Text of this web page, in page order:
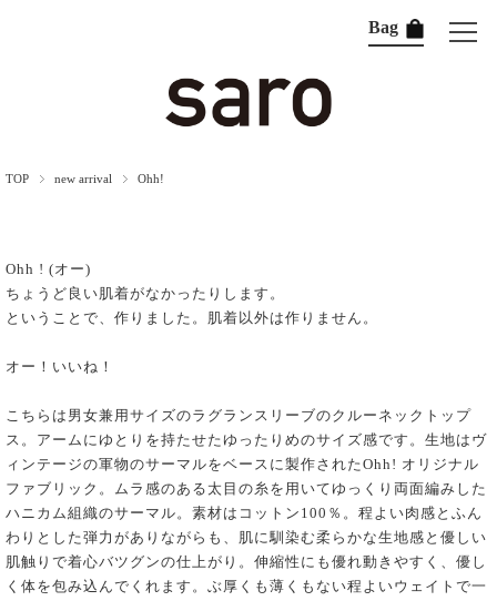
Bag
TOP new arrival Ohh!
Ohh ! (オー)
ちょうど良い肌着がなかったりします。
ということで、作りました。肌着以外は作りません。
オー！いいね！
こちらは男女兼用サイズのラグランスリーブのクルーネックトップ
ス。アームにゆとりを持たせたゆったりめのサイズ感です。生地はヴ
ィンテージの軍物のサーマルをベースに製作されたOhh! オリジナル
ファブリック。ムラ感のある太目の糸を用いてゆっくり両面編みした
ハニカム組織のサーマル。素材はコットン100％。程よい肉感とふん
わりとした弾力がありながらも、肌に馴染む柔らかな生地感と優しい
肌触りで着心バツグンの仕上がり。伸縮性にも優れ動きやすく、優し
く体を包み込んでくれます。ぶ厚くも薄くもない程よいウェイトで一